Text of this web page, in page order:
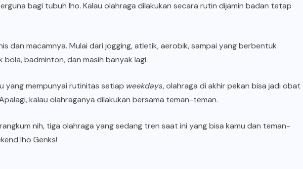
bagi tubuh lho. Kalau olahraga dilakukan secara rutin dijamin badan tetap
dan macamnya. Mulai dari jogging, atletik, aerobik, sampai yang berbentuk
badminton, dan masih banyak lagi.
yang mempunyai rutinitas setiap weekdays, olahraga di akhir pekan bisa jadi obat
kalau olahraganya dilakukan bersama teman-teman.
nih, tiga olahraga yang sedang tren saat ini yang bisa kamu dan teman-
lho Genks!